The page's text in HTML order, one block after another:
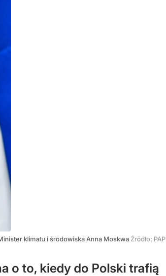
klimatu i środowiska Anna Moskwa Źródło: PAP
o to, kiedy do Polski trafią